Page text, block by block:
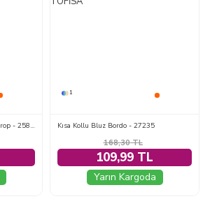
Düz Orta Kadın Beyaz Askılı Crop - 25851
1
Kısa Kollu Bluz Bordo - 27235
168,30TL
109,99 TL
Yarın Kargoda